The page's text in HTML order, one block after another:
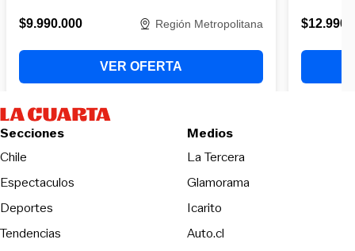
Secciones
Chile
Espectaculos
Deportes
Tendencias
Medios
La TerceraOpens in new
Glamorama
Icarito
Auto.cl